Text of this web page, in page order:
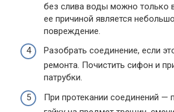
без слива воды можно только
ее причиной является
повреждение.
Разобрать соединение, если
ремонта. Почистить сифон и
патрубки.
При протекании соединений —